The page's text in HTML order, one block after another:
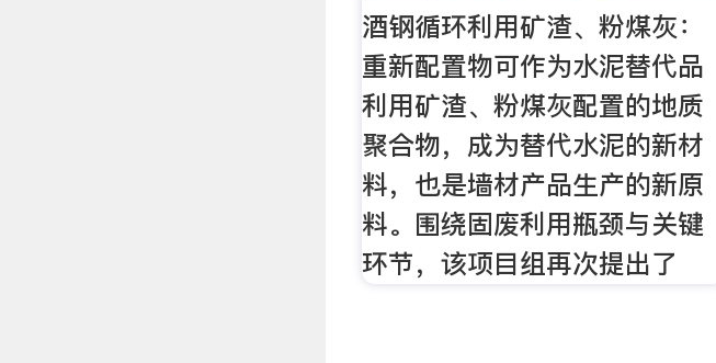
酒钢循环利用矿渣、粉煤灰：
重新配置物可作为水泥替代品
利用矿渣、粉煤灰配置的地质
聚合物，成为替代水泥的新材
料，也是墙材产品生产的新原
料。围绕固废利用瓶颈与关键
环节，该项目组再次提出了